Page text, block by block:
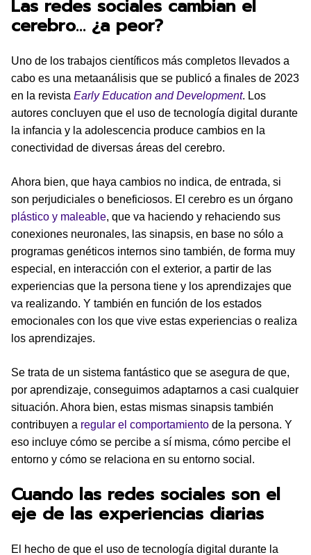
Las redes sociales cambian el
cerebro… ¿a peor?
Uno de los trabajos científicos más completos llevados a
cabo es una metaanálisis que se publicó a finales de 2023
en la revista Early Education and Development. Los
autores concluyen que el uso de tecnología digital durante
la infancia y la adolescencia produce cambios en la
conectividad de diversas áreas del cerebro.
Ahora bien, que haya cambios no indica, de entrada, si
son perjudiciales o beneficiosos. El cerebro es un órgano
plástico y maleable, que va haciendo y rehaciendo sus
conexiones neuronales, las sinapsis, en base no sólo a
programas genéticos internos sino también, de forma muy
especial, en interacción con el exterior, a partir de las
experiencias que la persona tiene y los aprendizajes que
va realizando. Y también en función de los estados
emocionales con los que vive estas experiencias o realiza
los aprendizajes.
Se trata de un sistema fantástico que se asegura de que,
por aprendizaje, conseguimos adaptarnos a casi cualquier
situación. Ahora bien, estas mismas sinapsis también
contribuyen a regular el comportamiento de la persona. Y
eso incluye cómo se percibe a sí misma, cómo percibe el
entorno y cómo se relaciona en su entorno social.
Cuando las redes sociales son el
eje de las experiencias diarias
El hecho de que el uso de tecnología digital durante la